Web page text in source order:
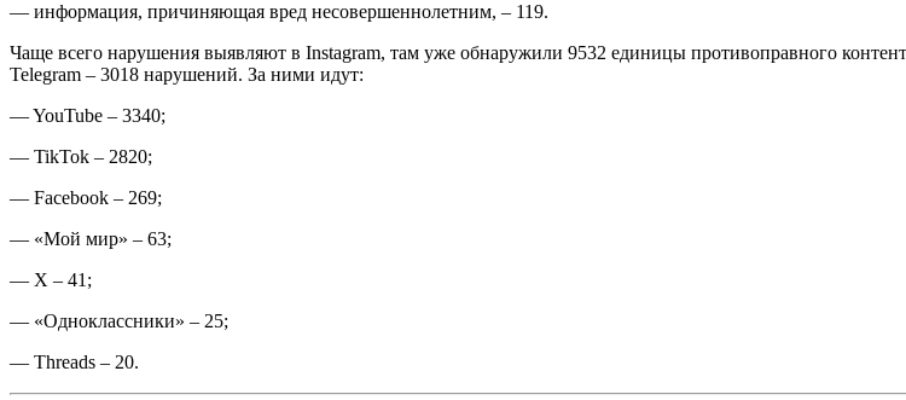
— информация, причиняющая вред несовершеннолетним, – 119.
Чаще всего нарушения выявляют в Instagram, там уже обнаружили 9532 единицы противоправного
Telegram – 3018 нарушений. За ними идут:
— YouTube – 3340;
— TikTok – 2820;
— Facebook – 269;
— «Мой мир» – 63;
— X – 41;
— «Одноклассники» – 25;
— Threads – 20.